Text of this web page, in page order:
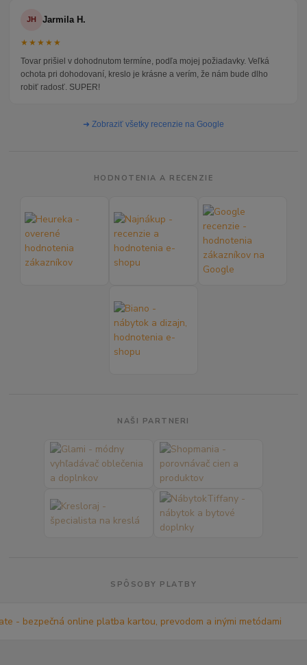
JH Jarmila H.
★★★★★
Tovar prišiel v dohodnutom termíne, podľa mojej požiadavky. Veľká
ochota pri dohodovaní, kreslo je krásne a verím, že nám bude dlho
robiť radosť. SUPER!
➜ Zobraziť všetky recenzie na Google
HODNOTENIA A RECENZIE
NAŠI PARTNERI
SPÔSOBY PLATBY